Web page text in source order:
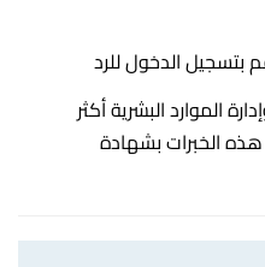
بتسجيل الدخول للرد
الموارد البشرية أكثر
هذه الخبرات بشهادة